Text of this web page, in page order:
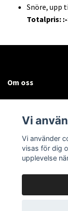
Snöre, upp
Totalpris:
Om oss
Sociala medier
Vi
Vi använder
visas för dig
upplevelse